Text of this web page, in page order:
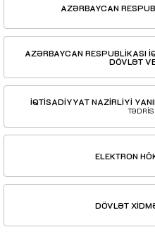
AZƏRBAYCAN
AZƏRBAYCAN RESPUBLİKASI
DÖVLƏT
İQTİSADİYYAT NAZİRLİYİ
ELEKTRON
DÖVLƏT